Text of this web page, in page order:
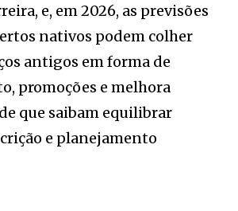
e, em 2026, as previsões
nativos podem colher
antigos em forma de
promoções e melhora
que saibam equilibrar
e planejamento